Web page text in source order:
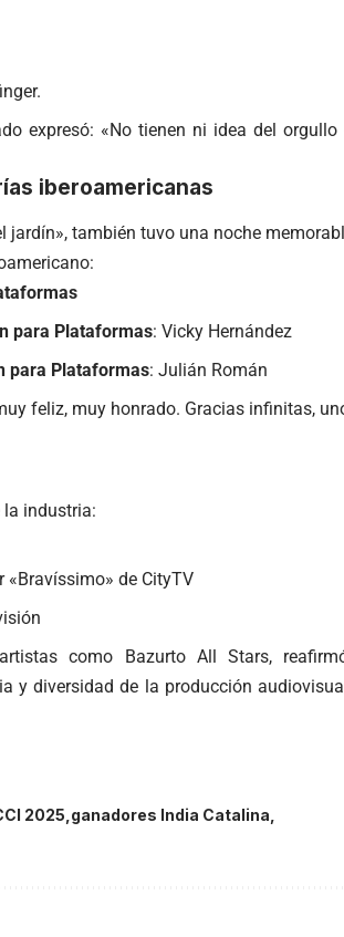
expresó: «No tienen ni idea del orgullo
iberoamericanas
jardín», también tuvo una noche
para Plataformas: Vicky Hernández​
para Plataformas: Julián Román​
feliz, muy honrado. Gracias infinitas,
industria:​
«Bravíssimo» de CityTV​
como Bazurto All Stars,
y diversidad de la producción
2025 ganadores India Catalina